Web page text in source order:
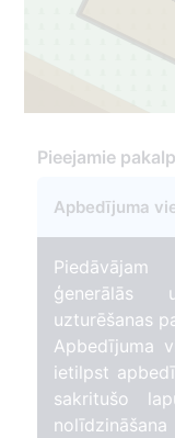
351
1
Pieejamie
Apbedījuma
ģenerālās
uzturēšanas
Apbedījuma
ietilpst
sakritušo